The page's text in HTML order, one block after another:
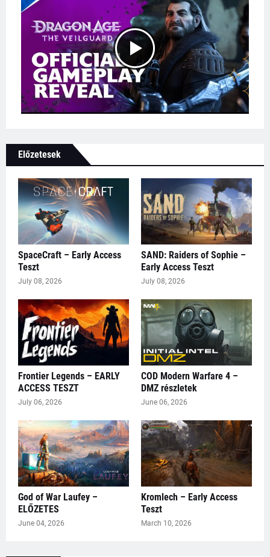
Előzetesek
SpaceCraft – Early Access
Teszt
July 08, 2026
SAND: Raiders of Sophie –
Early Access Teszt
July 08, 2026
Frontier Legends – EARLY
ACCESS TESZT
July 06, 2026
COD Modern Warfare 4 –
DMZ részletek
June 06, 2026
God of War Laufey –
ELŐZETES
June 04, 2026
Kromlech – Early Access
Teszt
March 10, 2026